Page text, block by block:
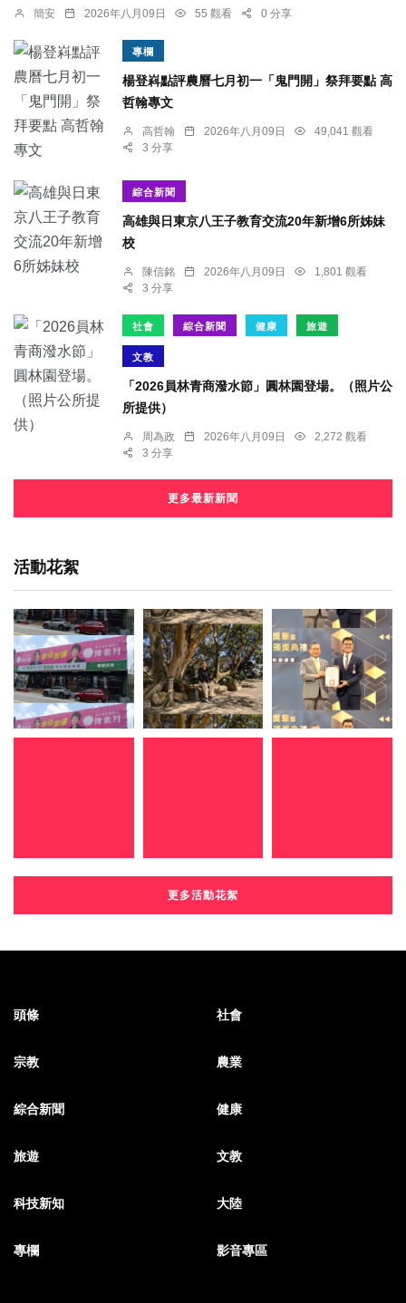
簡安 2026年八月09日 55 觀看 0 分享
專欄
楊登嵙點評農曆七月初一「鬼門開」祭拜要點 高
哲翰專文
高哲翰 2026年八月09日
49,041 觀看
3 分享
綜合新聞
高雄與日東京八王子教育交流20年新增6所姊妹
校
陳信銘 2026年八月09日
1,801 觀看
3 分享
社會 綜合新聞 健康 旅遊
文教
「2026員林青商潑水節」圓林園登場。（照片公
所提供）
周為政 2026年八月09日
2,272 觀看
3 分享
更多最新新聞
活動花絮
更多活動花絮
頭條 社會
宗教 農業
綜合新聞 健康
旅遊 文教
科技新知 大陸
專欄 影音專區